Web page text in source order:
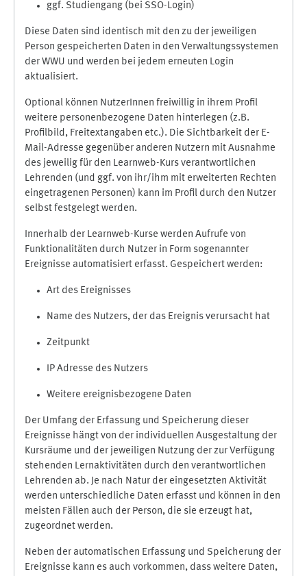
ggf. Studiengang (bei SSO-Login)
Diese Daten sind identisch mit den zu der jeweiligen
Person gespeicherten Daten in den Verwaltungssystemen
der WWU und werden bei jedem erneuten Login
aktualisiert.
Optional können NutzerInnen freiwillig in ihrem Profil
weitere personenbezogene Daten hinterlegen (z.B.
Profilbild, Freitextangaben etc.). Die Sichtbarkeit der E-
Mail-Adresse gegenüber anderen Nutzern mit Ausnahme
des jeweilig für den Learnweb-Kurs verantwortlichen
Lehrenden (und ggf. von ihr/ihm mit erweiterten Rechten
eingetragenen Personen) kann im Profil durch den Nutzer
selbst festgelegt werden.
Innerhalb der Learnweb-Kurse werden Aufrufe von
Funktionalitäten durch Nutzer in Form sogenannter
Ereignisse automatisiert erfasst. Gespeichert werden:
Art des Ereignisses
Name des Nutzers, der das Ereignis verursacht hat
Zeitpunkt
IP Adresse des Nutzers
Weitere ereignisbezogene Daten
Der Umfang der Erfassung und Speicherung dieser
Ereignisse hängt von der individuellen Ausgestaltung der
Kursräume und der jeweiligen Nutzung der zur Verfügung
stehenden Lernaktivitäten durch den verantwortlichen
Lehrenden ab. Je nach Natur der eingesetzten Aktivität
werden unterschiedliche Daten erfasst und können in den
meisten Fällen auch der Person, die sie erzeugt hat,
zugeordnet werden.
Neben der automatischen Erfassung und Speicherung der
Ereignisse kann es auch vorkommen, dass weitere Daten,